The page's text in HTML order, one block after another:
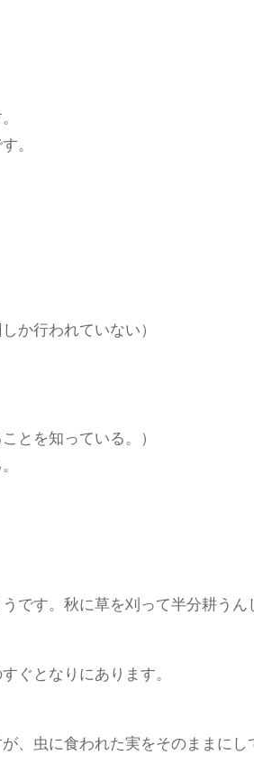
。
か行われていない）
とを知っている。）
です。秋に草を刈って半分耕うん
ぐとなりにあります。
、虫に食われた実をそのままに